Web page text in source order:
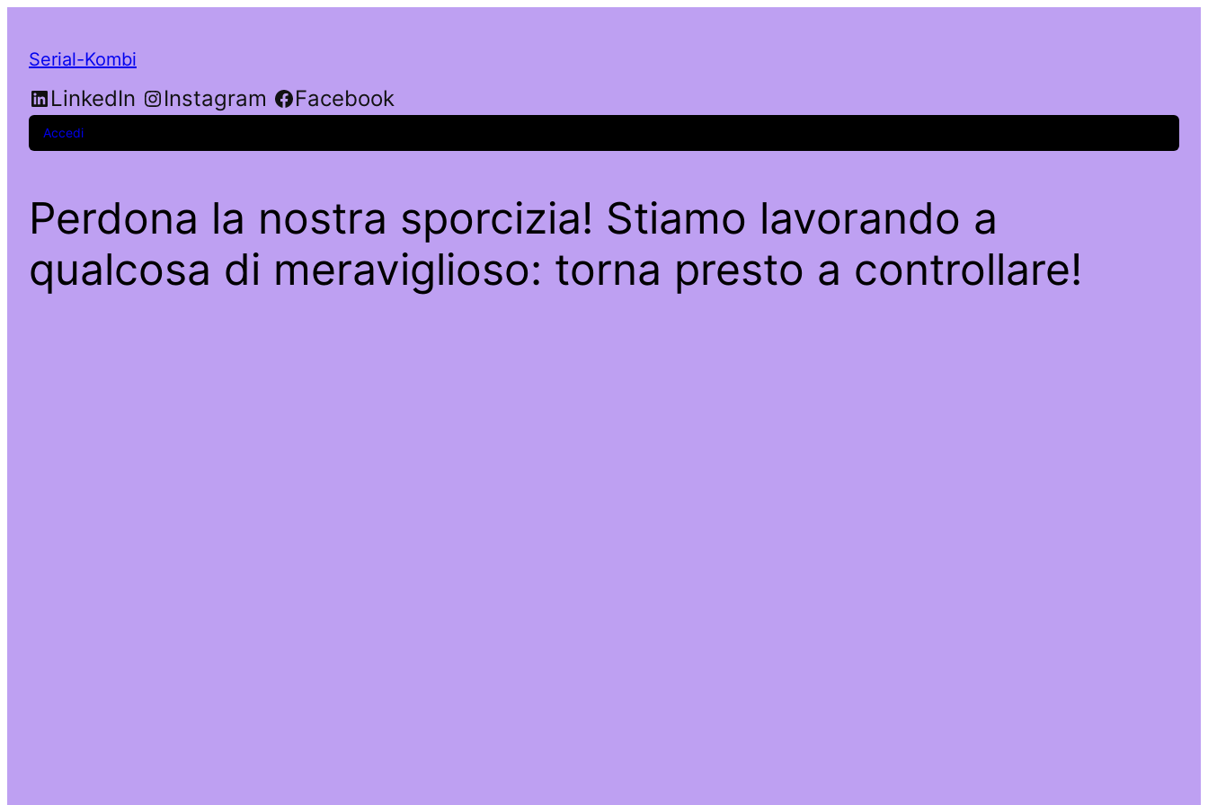
Serial-Kombi
LinkedIn Instagram Facebook
Accedi
Perdona la nostra sporcizia! Stiamo lavorando a
qualcosa di meraviglioso: torna presto a controllare!